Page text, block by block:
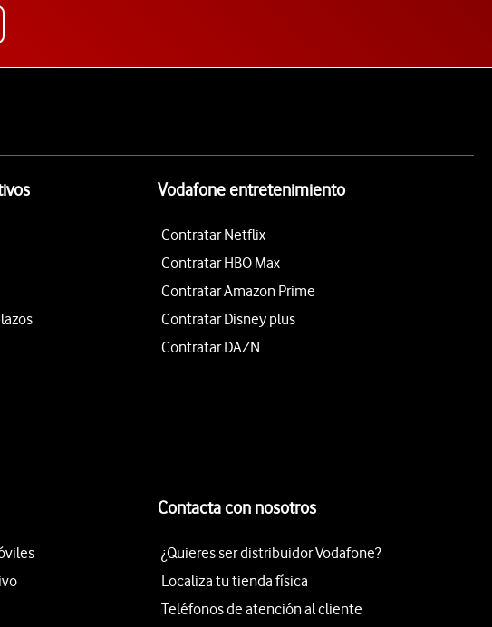
Vodafone entretenimiento
Contratar Netflix
Contratar HBO Max
Contratar Amazon Prime
Contratar Disney plus
Contratar DAZN
Contacta con nosotros
¿Quieres ser distribuidor Vodafone?
Localiza tu tienda física
Teléfonos de atención al cliente